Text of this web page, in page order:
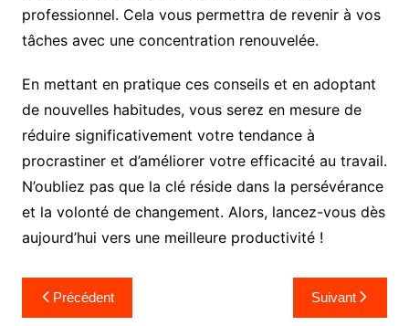
professionnel. Cela vous permettra de revenir à vos
tâches avec une concentration renouvelée.
En mettant en pratique ces conseils et en adoptant
de nouvelles habitudes, vous serez en mesure de
réduire significativement votre tendance à
procrastiner et d’améliorer votre efficacité au travail.
N’oubliez pas que la clé réside dans la persévérance
et la volonté de changement. Alors, lancez-vous dès
aujourd’hui vers une meilleure productivité !
Navigation
de
Précédent Suivant